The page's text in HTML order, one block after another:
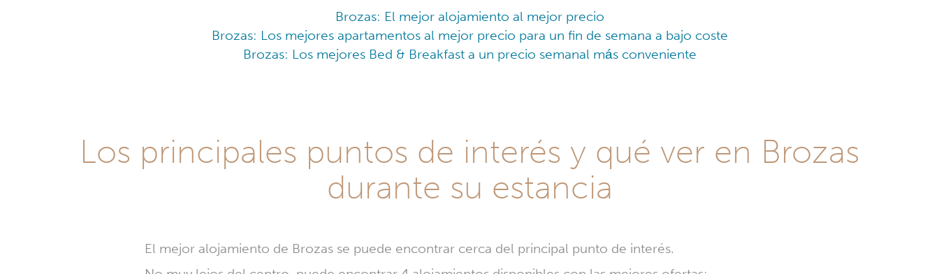
Brozas: El mejor alojamiento al mejor precio
Brozas: Los mejores apartamentos al mejor precio para un fin de semana a bajo coste
Brozas: Los mejores Bed & Breakfast a un precio semanal más conveniente
Los principales puntos de interés y qué ver en Brozas
durante su estancia
El mejor alojamiento de Brozas se puede encontrar cerca del principal punto de interés.